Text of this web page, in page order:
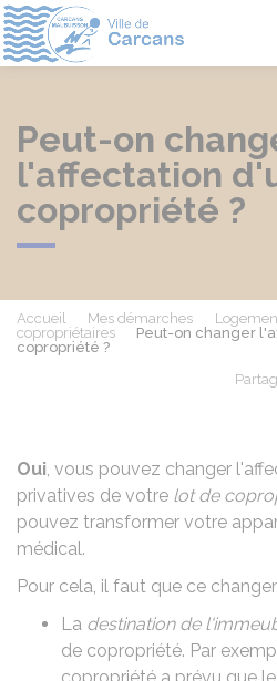
Peut-on
l'affectation
copropriété ?
Accueil Mes démarches
copropriétaires
Peut-on changer
copropriété ?
Oui, vous pouvez changer
privatives de votre lot de
pouvez transformer votre
médical.
Pour cela, il faut que ce
La destination de
de copropriété. Par